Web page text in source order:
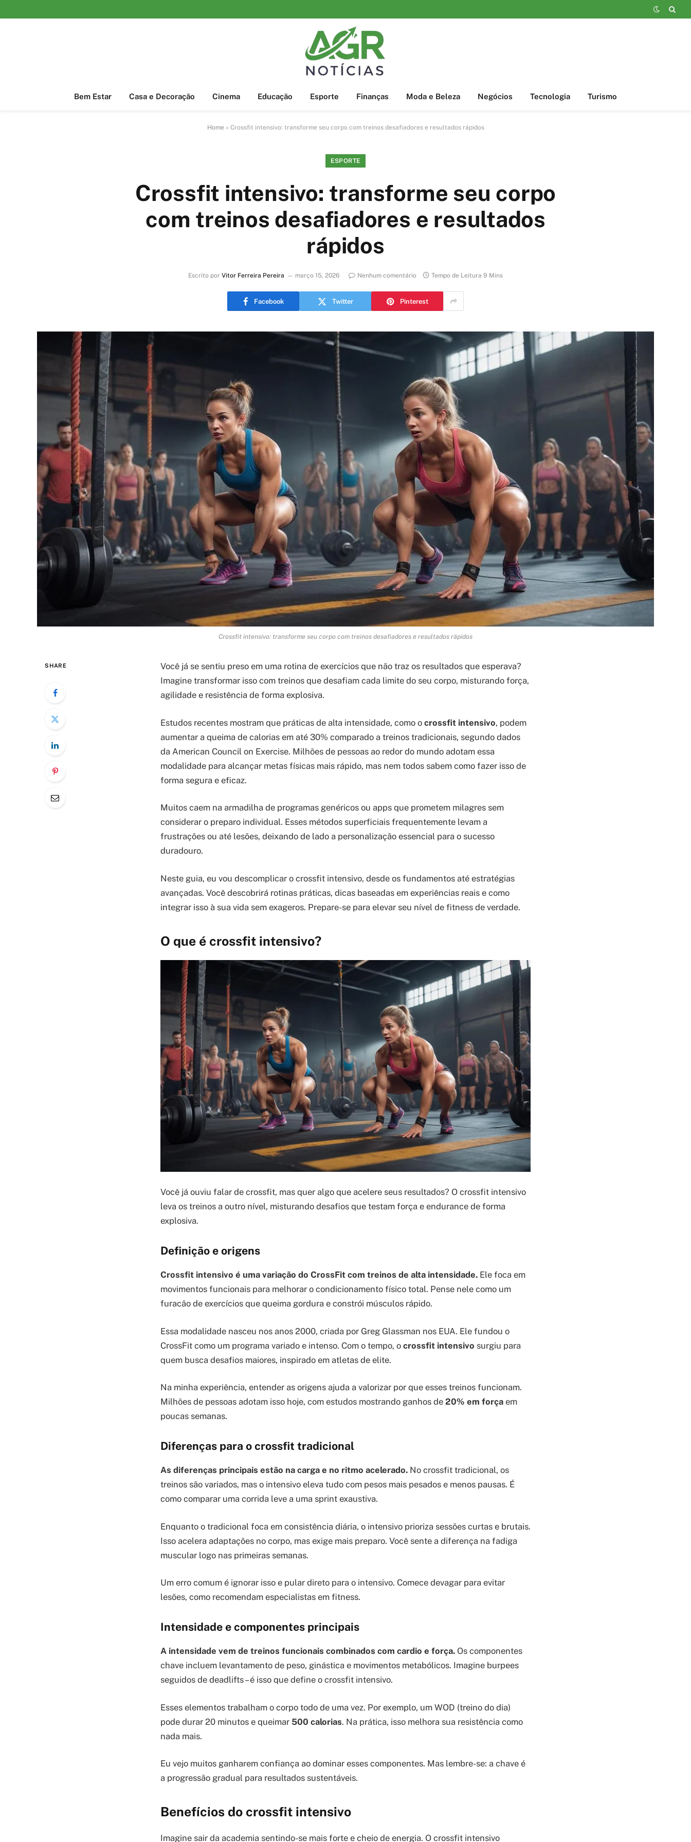
Bem Estar Casa e Decoração Cinema Educação Esporte Finanças Moda e Beleza Negócios Tecnologia Turismo
Home » Crossfit intensivo: transforme seu corpo com treinos desafiadores e resultados rápidos
ESPORTE
Crossfit intensivo: transforme seu corpo
com treinos desafiadores e resultados
rápidos
Escrito por Vitor Ferreira Pereira março 15, 2026 Nenhum comentário Tempo de Leitura 9 Mins
Facebook Twitter Pinterest
Crossfit intensivo: transforme seu corpo com treinos desafiadores e resultados rápidos
SHARE
Você já se sentiu preso em uma rotina de exercícios que não traz os resultados que esperava?
Imagine transformar isso com treinos que desafiam cada limite do seu corpo, misturando força,
agilidade e resistência de forma explosiva.
Estudos recentes mostram que práticas de alta intensidade, como o crossfit intensivo, podem
aumentar a queima de calorias em até 30% comparado a treinos tradicionais, segundo dados
da American Council on Exercise. Milhões de pessoas ao redor do mundo adotam essa
modalidade para alcançar metas físicas mais rápido, mas nem todos sabem como fazer isso de
forma segura e eficaz.
Muitos caem na armadilha de programas genéricos ou apps que prometem milagres sem
considerar o preparo individual. Esses métodos superficiais frequentemente levam a
frustrações ou até lesões, deixando de lado a personalização essencial para o sucesso
duradouro.
Neste guia, eu vou descomplicar o crossfit intensivo, desde os fundamentos até estratégias
avançadas. Você descobrirá rotinas práticas, dicas baseadas em experiências reais e como
integrar isso à sua vida sem exageros. Prepare-se para elevar seu nível de fitness de verdade.
O que é crossfit intensivo?
Você já ouviu falar de crossfit, mas quer algo que acelere seus resultados? O crossfit intensivo
leva os treinos a outro nível, misturando desafios que testam força e endurance de forma
explosiva.
Definição e origens
Crossfit intensivo é uma variação do CrossFit com treinos de alta intensidade. Ele foca em
movimentos funcionais para melhorar o condicionamento físico total. Pense nele como um
furacão de exercícios que queima gordura e constrói músculos rápido.
Essa modalidade nasceu nos anos 2000, criada por Greg Glassman nos EUA. Ele fundou o
CrossFit como um programa variado e intenso. Com o tempo, o crossfit intensivo surgiu para
quem busca desafios maiores, inspirado em atletas de elite.
Na minha experiência, entender as origens ajuda a valorizar por que esses treinos funcionam.
Milhões de pessoas adotam isso hoje, com estudos mostrando ganhos de 20% em força em
poucas semanas.
Diferenças para o crossfit tradicional
As diferenças principais estão na carga e no ritmo acelerado. No crossfit tradicional, os
treinos são variados, mas o intensivo eleva tudo com pesos mais pesados e menos pausas. É
como comparar uma corrida leve a uma sprint exaustiva.
Enquanto o tradicional foca em consistência diária, o intensivo prioriza sessões curtas e brutais.
Isso acelera adaptações no corpo, mas exige mais preparo. Você sente a diferença na fadiga
muscular logo nas primeiras semanas.
Um erro comum é ignorar isso e pular direto para o intensivo. Comece devagar para evitar
lesões, como recomendam especialistas em fitness.
Intensidade e componentes principais
A intensidade vem de treinos funcionais combinados com cardio e força. Os componentes
chave incluem levantamento de peso, ginástica e movimentos metabólicos. Imagine burpees
seguidos de deadlifts – é isso que define o crossfit intensivo.
Esses elementos trabalham o corpo todo de uma vez. Por exemplo, um WOD (treino do dia)
pode durar 20 minutos e queimar 500 calorias. Na prática, isso melhora sua resistência como
nada mais.
Eu vejo muitos ganharem confiança ao dominar esses componentes. Mas lembre-se: a chave é
a progressão gradual para resultados sustentáveis.
Benefícios do crossfit intensivo
Imagine sair da academia sentindo-se mais forte e cheio de energia. O crossfit intensivo